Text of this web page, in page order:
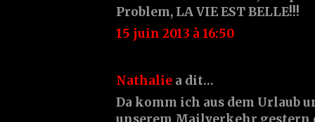
Problem, LA VIE EST BELLE!!!
15 juin 2013 à 16:50
Nathalie a dit…
Da komm ich aus dem Urlaub